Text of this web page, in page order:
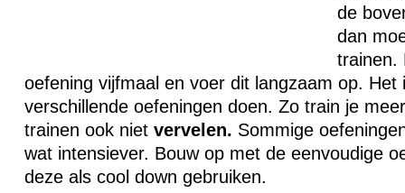
de
dan
trainen.
oefening vijfmaal en voer dit langzaam op. Het
verschillende oefeningen doen. Zo train je
trainen ook niet vervelen. Sommige
wat intensiever. Bouw op met de eenvoudige
deze als cool down gebruiken.